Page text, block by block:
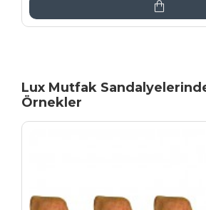
Lux Mutfak
Örnekler